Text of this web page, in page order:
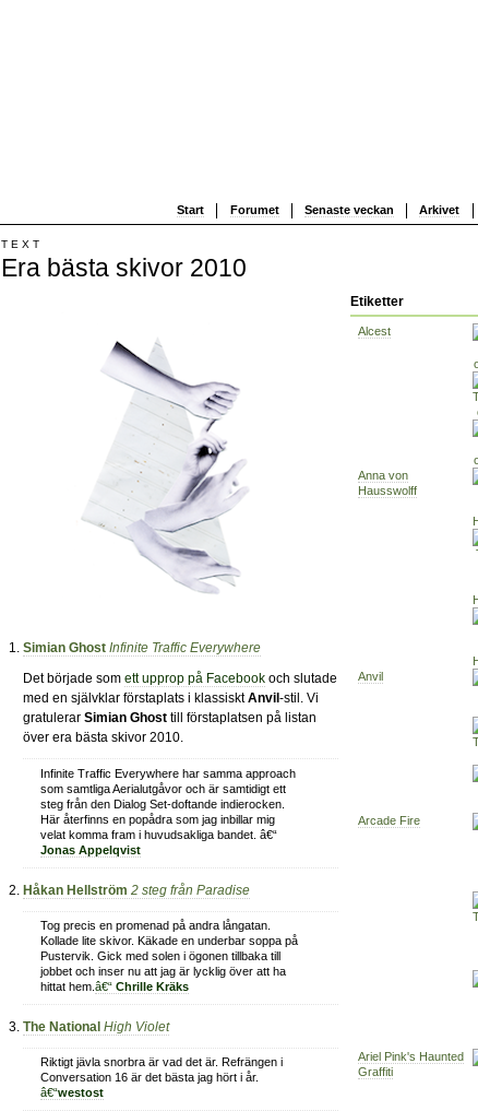
Start Forumet Senaste veckan Arkivet
TEXT
Era bästa skivor 2010
Etiketter
Alcest
Anna von
Hausswolff
Anvil
Arcade Fire
Ariel Pink's Haunted
Graffiti
Simian Ghost Infinite Traffic Everywhere
Det började som ett upprop på Facebook och slutade
med en självklar förstaplats i klassisktAnvil -stil. Vi
gratulerar Simian Ghost till förstaplatsen på listan
över era bästa skivor 2010.
Infinite Traffic Everywhere har samma approach
som samtliga Aerialutgåvor och är samtidigt ett
steg från den Dialog Set-doftande indierocken.
Här återfinns en popådra som jag inbillar mig
velat komma fram i huvudsakliga bandet. â€“
Jonas Appelqvist
Håkan Hellström 2 steg från Paradise
Tog precis en promenad på andra långatan.
Kollade lite skivor. Käkade en underbar soppa på
Pustervik. Gick med solen i ögonen tillbaka till
jobbet och inser nu att jag är lycklig över att ha
hittat hem.â€“Chrille Kräks
The National High Violet
Riktigt jävla snorbra är vad det är. Refrängen i
Conversation 16 är det bästa jag hört i år.
â€“westost